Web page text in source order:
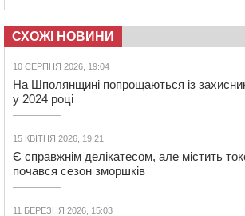
СХОЖІ НОВИНИ
10 СЕРПНЯ 2026, 19:04
На Шполянщині попрощаються із
у 2024 році
15 КВІТНЯ 2026, 19:21
Є справжнім делікатесом, але містить
почався сезон зморшків
11 БЕРЕЗНЯ 2026, 15:03